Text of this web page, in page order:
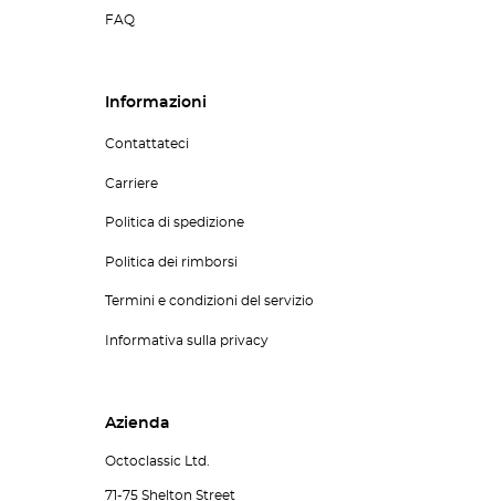
FAQ
Informazioni
Contattateci
Carriere
Politica di spedizione
Politica dei rimborsi
Termini e condizioni del servizio
Informativa sulla privacy
Azienda
Octoclassic Ltd.
71-75 Shelton Street